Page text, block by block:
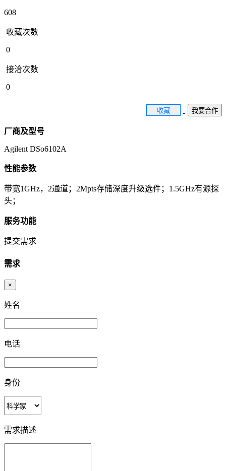
608
收藏次数
0
接洽次数
0
收藏 我要合作
厂商及型号
Agilent DSo6102A
性能参数
带宽1GHz，2通道；2Mpts存储深度升级选件；1.5GHz有源探
头；
服务功能
提交需求
需求
×
姓名
电话
身份
需求描述